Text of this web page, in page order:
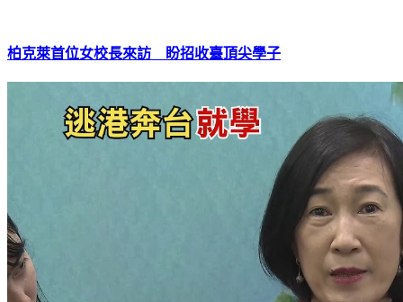
柏克萊首位女校長來訪 盼招收臺頂尖學子